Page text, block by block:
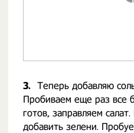
3. Теперь добавляю
Пробиваем еще раз все
готов, заправляем
добавить зелени.